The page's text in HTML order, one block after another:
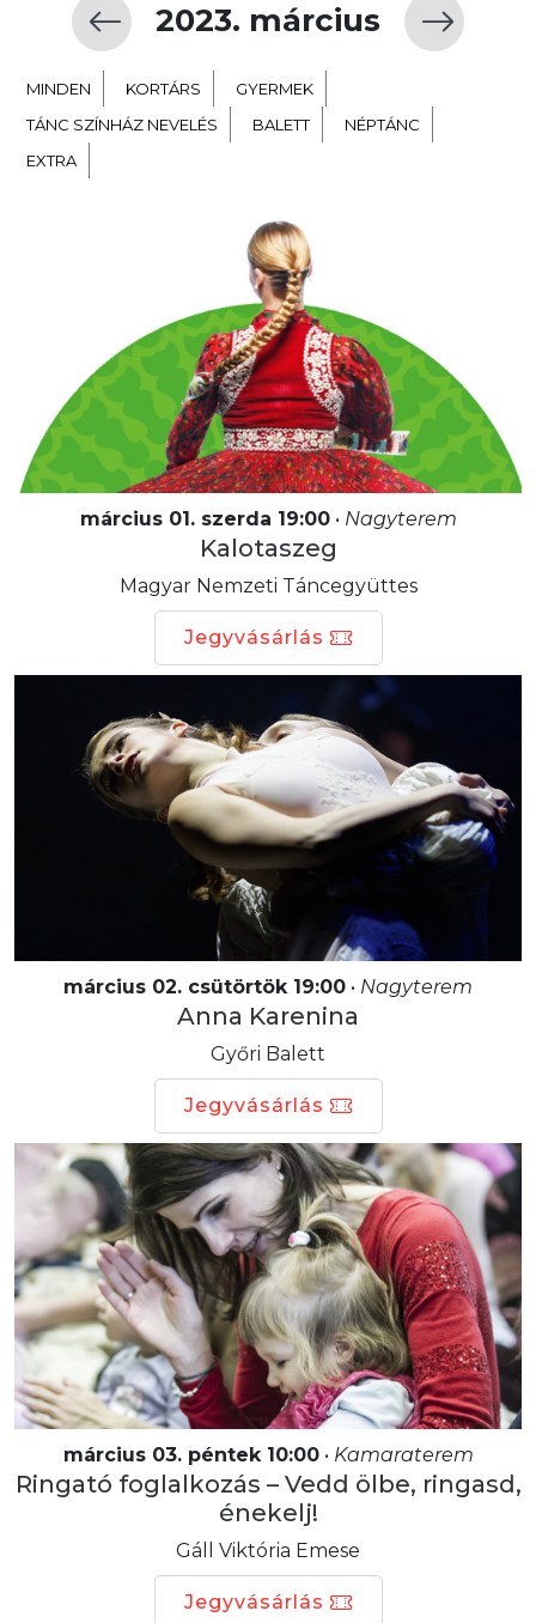
2023. március
MINDEN KORTÁRS
GYERMEK
TÁNC SZÍNHÁZ NEVELÉS
BALETT
NÉPTÁNC
EXTRA
március 01. szerda 19:00• Nagyterem
Kalotaszeg
Magyar Nemzeti Táncegyüttes
Jegyvásárlás
március 02. csütörtök 19:00 • Nagyterem
Anna Karenina
Győri Balett
Jegyvásárlás
március 03. péntek 10:00• Kamaraterem
Ringató foglalkozás – Vedd ölbe, ringasd,
énekelj!
Gáll Viktória Emese
Jegyvásárlás